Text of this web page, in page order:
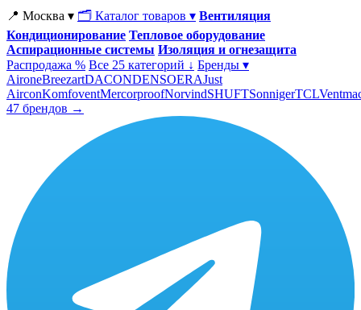
📍 Москва ▾ 🗂 Каталог товаров ▾ Вентиляция
Кондиционирование Тепловое оборудование
Аспирационные системы Изоляция и огнезащита
Распродажа % Все 25 категорий ↓ Бренды ▾
AironeBreezartDACONDENSOERAJust
AirconKomfoventMercorproofNorvindSHUFTSonnigerTCL
47 брендов →